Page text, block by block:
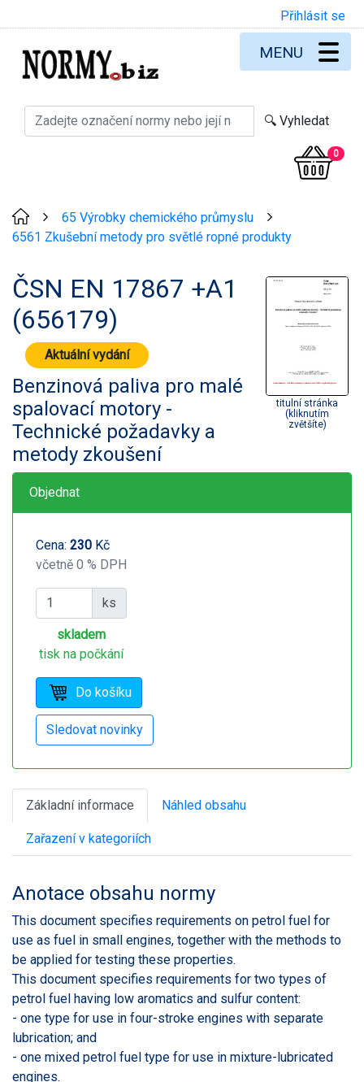
Přihlásit se
0
MENU
65 Výrobky chemického průmyslu
6561 Zkušební metody pro světlé ropné produkty
ČSN EN 17867 +A1
(656179)
Aktuální vydání
Benzinová paliva pro malé
spalovací motory -
Technické požadavky a
metody zkoušení
titulní stránka
(kliknutím
zvětšíte)
Objednat
Cena: 230 Kč
včetně 0 % DPH
ks
skladem
tisk na počkání
Základní informace Náhled obsahu
Zařazení v kategoriích
Anotace obsahu normy
This document specifies requirements on petrol fuel for
use as fuel in small engines, together with the methods to
be applied for testing these properties.
This document specifies requirements for two types of
petrol fuel having low aromatics and sulfur content:
- one type for use in four-stroke engines with separate
lubrication; and
- one mixed petrol fuel type for use in mixture-lubricated
engines.